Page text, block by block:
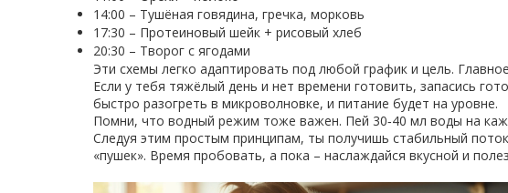
14:00 – Тушёная говядина, гречка, морковь
17:30 – Протеиновый шейк + рисовый хлеб
20:30 – Творог с ягодами
Эти схемы легко адаптировать под любой график и цель.
Если у тебя тяжёлый день и нет времени готовить, запасись
быстро разогреть в микроволновке, и питание будет на уровне.
Помни, что водный режим тоже важен. Пей 30‑40 мл воды на
Следуя этим простым принципам, ты получишь стабильный
«пушек». Время пробовать, а пока – наслаждайся вкусной и